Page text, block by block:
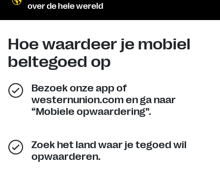
over de hele wereld
Hoe waardeer je mobiel
beltegoed op
Bezoek onze app of
westernunion.com en ga naar
“Mobiele opwaardering”.
Zoek het land waar je tegoed wil
opwaarderen.